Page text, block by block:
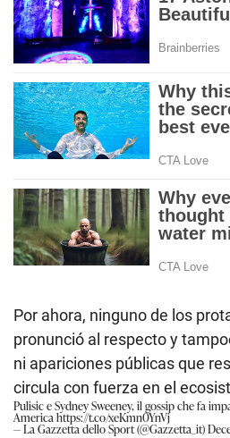
Por ahora, ninguno de los
pronunció al respecto y
ni apariciones públicas que
circula con fuerza en el
Pulisic e Sydney Sweeney, il gossip che fa
Americahttps://t.co/xeKmn0YnVj
— La Gazzetta dello Sport (@Gazzetta_it)